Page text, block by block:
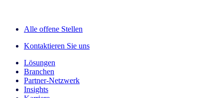
Alle offene Stellen
Kontaktieren Sie uns
Lösungen
Branchen
Partner-Netzwerk
Insights